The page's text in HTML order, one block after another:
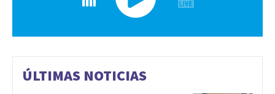
ÚLTIMAS NOTICIAS